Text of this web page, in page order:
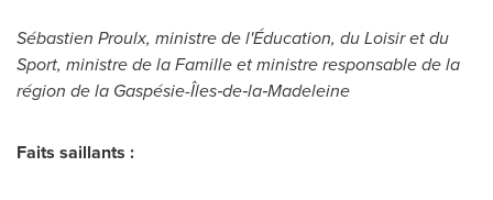
Sébastien Proulx, ministre de l'Éducation, du Loisir et du
Sport, ministre de la Famille et ministre responsable de la
région de la Gaspésie-Îles‑de‑la‑Madeleine
Faits saillants :